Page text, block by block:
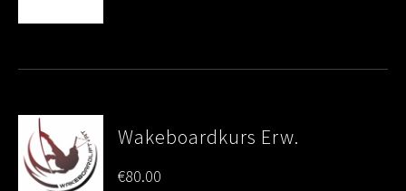
Wakeboardkurs Erw.
€80.00